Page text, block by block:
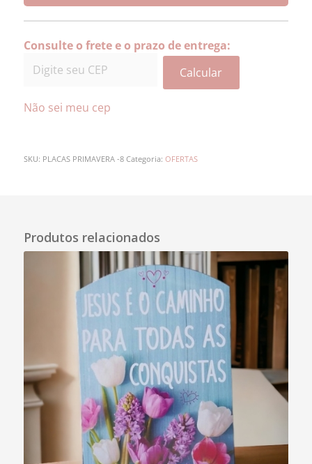
Consulte o frete e o prazo de entrega:
Calcular
Não sei meu cep
SKU: PLACAS PRIMAVERA -8 Categoria: OFERTAS
Produtos relacionados